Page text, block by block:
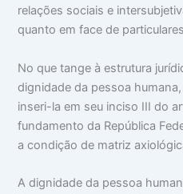
relações sociais e
quanto em face de
No que tange à estrutura
dignidade da pessoa
inseri-la em seu inciso III do
fundamento da República
a condição de matriz
A dignidade da pessoa